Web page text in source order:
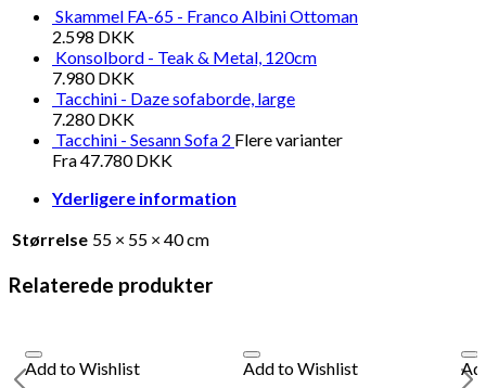
Plakat - Les Bicyclettes
198DKKTilføj til kurv
Se kurvKasse
Skammel FA-65 - Franco Albini Ottoman
2.598 DKK
Konsolbord - Teak & Metal, 120cm
7.980DKK
Tacchini - Daze sofaborde, large
7.280DKK
Tacchini - Sesann Sofa 2 Flere varianter
Fra47.780DKK
Yderligere information
Størrelse 55 × 55 × 40 cm
Relaterede produkter
Add to Wishlist
Add to Wishlist